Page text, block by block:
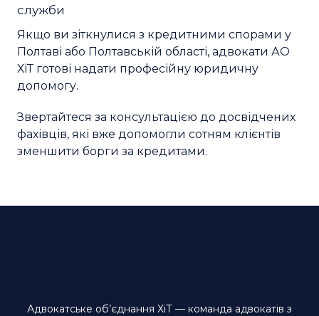
служби
Якщо ви зіткнулися з кредитними спорами у
Полтаві або Полтавській області, адвокати АО
ХіТ готові надати професійну юридичну
допомогу.
Звертайтеся за консультацією до досвідчених
фахівців, які вже допомогли сотням клієнтів
зменшити борги за кредитами.
Адвокатське об’єднання ХіТ — команда адвокатів з